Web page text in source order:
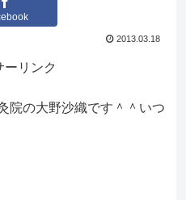
2013.03.18
ーリンク
院の大野沙織です＾＾いつ